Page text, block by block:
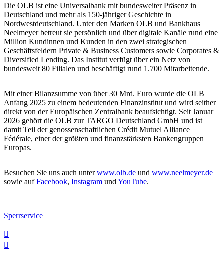
Die OLB ist eine Universalbank mit bundesweiter Präsenz in
Deutschland und mehr als 150-jähriger Geschichte in
Nordwestdeutschland. Unter den Marken OLB und Bankhaus
Neelmeyer betreut sie persönlich und über digitale Kanäle rund eine
Million Kundinnen und Kunden in den zwei strategischen
Geschäftsfeldern Private & Business Customers sowie Corporates &
Diversified Lending. Das Institut verfügt über ein Netz von
bundesweit 80 Filialen und beschäftigt rund 1.700 Mitarbeitende.
Mit einer Bilanzsumme von über 30 Mrd. Euro wurde die OLB
Anfang 2025 zu einem bedeutenden Finanzinstitut und wird seither
direkt von der Europäischen Zentralbank beaufsichtigt. Seit Januar
2026 gehört die OLB zur TARGO Deutschland GmbH und ist
damit Teil der genossenschaftlichen Crédit Mutuel Alliance
Fédérale, einer der größten und finanzstärksten Bankengruppen
Europas.
Besuchen Sie uns auch unterwww.olb.de und www.neelmeyer.de
sowie aufFacebook, Instagram und YouTube.
Sperrservice

